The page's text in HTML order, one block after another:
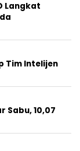
Langkat
Tim Intelijen
Sabu, 10,07